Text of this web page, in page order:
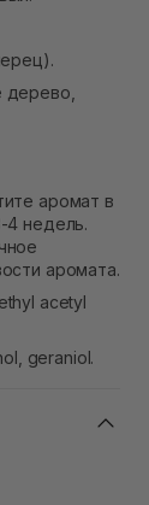
дерево,
аромат в
4 недель.
аромата.
acetyl
geraniol.